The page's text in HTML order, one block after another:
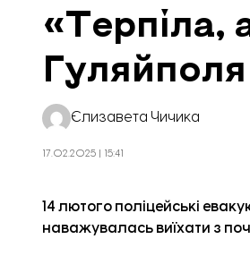
«Терпіла,
Єлизавета Чичика
17.02.2025 | 15:41
14 лютого поліцейські
наважувалась виїхати з